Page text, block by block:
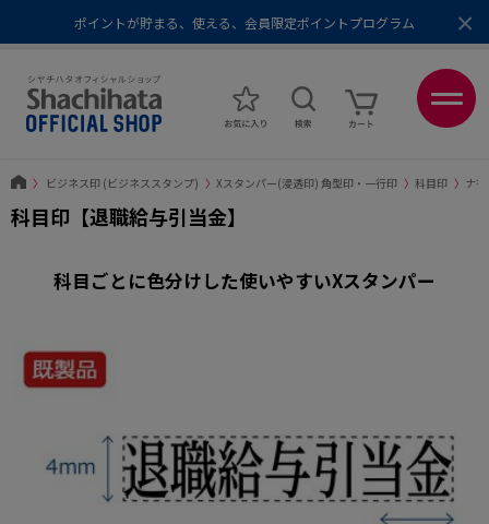
ポイントが貯まる、使える、会員限定ポイントプログラム
メール便1,500円以上 / 宅配便3,500円以上のお買い物で送料無料
あなたに最適なスタンプをシヤチハタがレコメンド
〉 ビジネス印 (ビジネススタンプ) 〉 Xスタンパー(浸透印) 角型印・一行印 〉 科目印 〉 ナ行
科目印【退職給与引当金】
×
科目ごとに色分けした使いやすいXスタンパー